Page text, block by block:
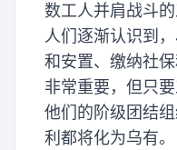
数工人并肩战斗
人们逐渐认识到
和安置、缴纳社
非常重要，但只
他们的阶级团结
利都将化为乌有。